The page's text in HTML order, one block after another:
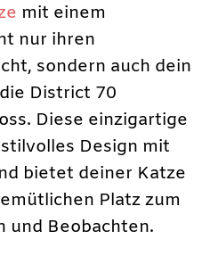
mit einem
nur ihren
sondern auch dein
District 70
Diese einzigartige
Design mit
bietet deiner Katze
Platz zum
und Beobachten.